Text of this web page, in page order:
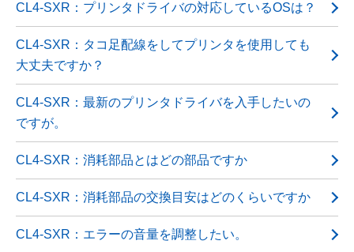
CL4-SXR：プリンタドライバの対応しているOSは？
CL4-SXR：タコ足配線をしてプリンタを使用しても
大丈夫ですか？
CL4-SXR：最新のプリンタドライバを入手したいの
ですが。
CL4-SXR：消耗部品とはどの部品ですか
CL4-SXR：消耗部品の交換目安はどのくらいですか
CL4-SXR：エラーの音量を調整したい。